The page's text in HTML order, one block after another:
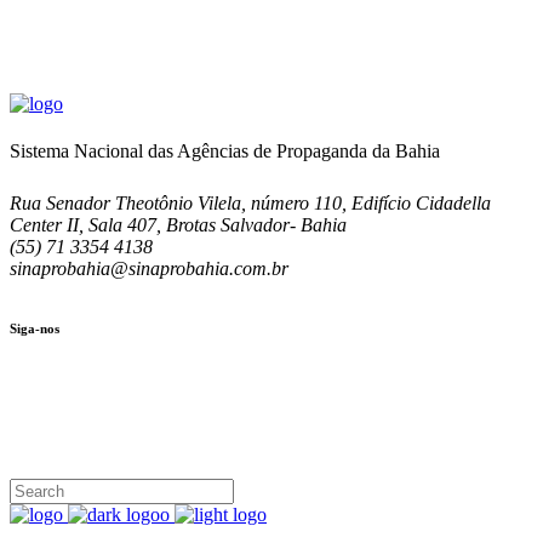
Sistema Nacional das Agências de Propaganda da Bahia
Rua Senador Theotônio Vilela, número 110, Edifício Cidadella
Center II, Sala 407, Brotas Salvador- Bahia
(55) 71 3354 4138
sinaprobahia@sinaprobahia.com.br
Siga-nos